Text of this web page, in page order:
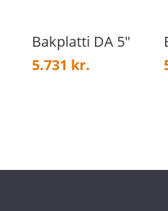
Bakplatti DA 5″
5.731 kr.